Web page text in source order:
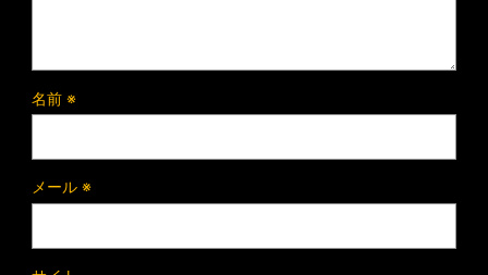
名前 ※
メール ※